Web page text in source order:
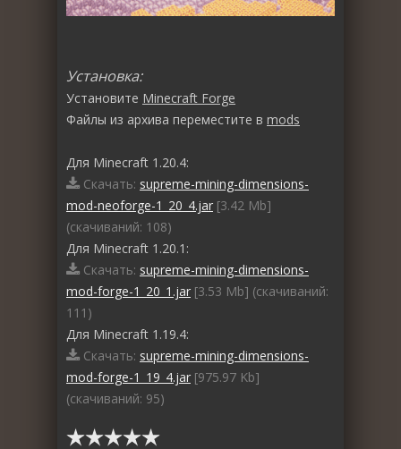
Установка:
Установите Minecraft Forge
Файлы из архива переместите в mods
Для Minecraft 1.20.4:
Скачать: supreme-mining-dimensions-
mod-neoforge-1_20_4.jar [3.42 Mb]
(cкачиваний: 108)
Для Minecraft 1.20.1:
Скачать: supreme-mining-dimensions-
mod-forge-1_20_1.jar [3.53 Mb] (cкачиваний:
111)
Для Minecraft 1.19.4:
Скачать: supreme-mining-dimensions-
mod-forge-1_19_4.jar [975.97 Kb]
(cкачиваний: 95)